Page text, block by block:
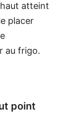
atteint
placer
au frigo.
point